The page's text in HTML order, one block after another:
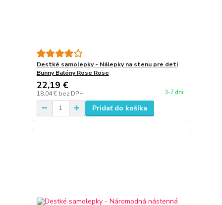
Destké samolepky - Nálepky na stenu pre deti
Bunny Balóny Rose Rose
22,19 €
18,04 € bez DPH 3-7 dni
Pridať do košíka